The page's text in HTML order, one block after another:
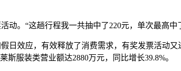
动。“这趟行程我一共抽中了220元，单次最高中
日效应，有效释放了消费需求，有奖发票活动
服装类营业额达2880万元，同比增长39.8%。